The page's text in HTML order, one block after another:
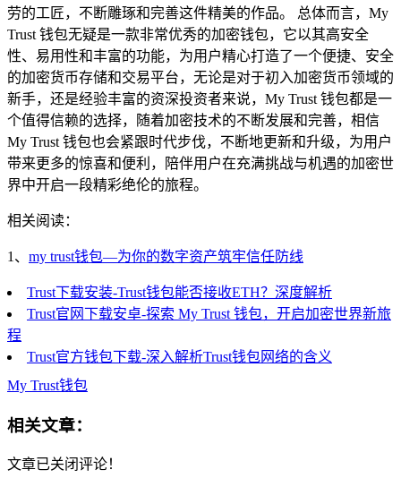
劳的工匠，不断雕琢和完善这件精美的作品。 总体而言，My
Trust 钱包无疑是一款非常优秀的加密钱包，它以其高安全
性、易用性和丰富的功能，为用户精心打造了一个便捷、安全
的加密货币存储和交易平台，无论是对于初入加密货币领域的
新手，还是经验丰富的资深投资者来说，My Trust 钱包都是一
个值得信赖的选择，随着加密技术的不断发展和完善，相信
My Trust 钱包也会紧跟时代步伐，不断地更新和升级，为用户
带来更多的惊喜和便利，陪伴用户在充满挑战与机遇的加密世
界中开启一段精彩绝伦的旅程。
相关阅读：
1、 my trust钱包—为你的数字资产筑牢信任防线
Trust下载安装-Trust钱包能否接收ETH？深度解析
Trust官网下载安卓-探索 My Trust 钱包，开启加密世界新旅
程
Trust官方钱包下载-深入解析Trust钱包网络的含义
My Trust钱包
相关文章：
文章已关闭评论！